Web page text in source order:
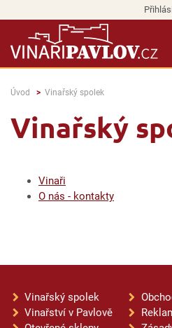
Úvod Vinařský spolek
Vinařský
Vinaři
O nás - kontakty
Vinařský spolek
Vinařství v Pavlově